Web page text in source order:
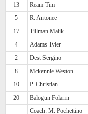
13
Ream Tim
5
R. Antonee
17
Tillman Malik
4
Adams Tyler
2
Dest Sergino
8
Mckennie Weston
10
P. Christian
20
Balogun Folarin
Coach: M. Pochettino